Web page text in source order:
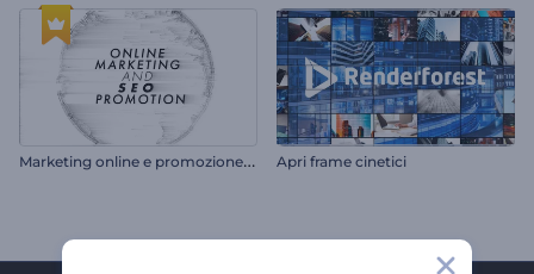
M
arketing online e promozione SEO Apri frame cinetici